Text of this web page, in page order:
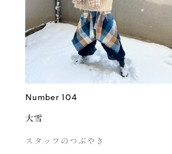
Number 104
大雪
スタッフのつぶやき